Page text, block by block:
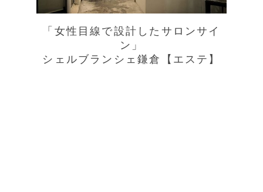
「女性目線で設計したサロンサイ
ン」
シェルブランシェ鎌倉【エステ】